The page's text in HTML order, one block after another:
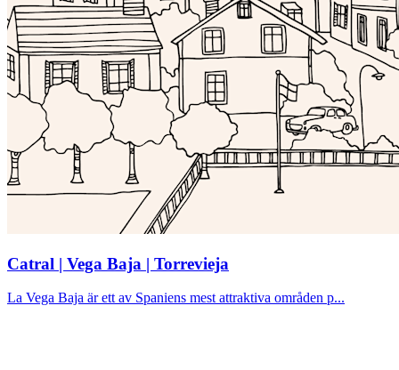
Catral | Vega Baja | Torrevieja
La Vega Baja är ett av Spaniens mest attraktiva områden p...